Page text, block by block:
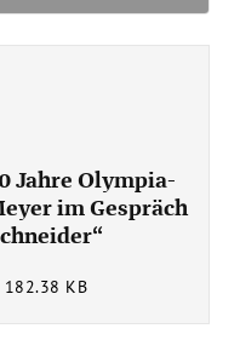
Jahre Olympia-
im Gespräch
182.38 KB